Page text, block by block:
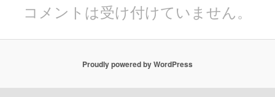
コメントは受け付けていません。
Proudly powered by WordPress